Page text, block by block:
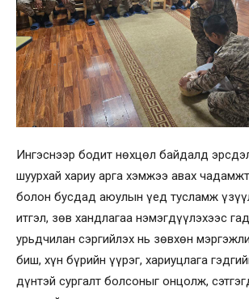
Ингэснээр бодит нөхцөл байдалд
шуурхай хариу арга хэмжээ авах
болон бусдад аюулын үед тусламж
итгэл, зөв хандлагаа нэмэгдүүлэхээс
урьдчилан сэргийлэх нь зөвхөн
биш, хүн бүрийн үүрэг, хариуцлага
дүнтэй сургалт болсоныг онцолж,